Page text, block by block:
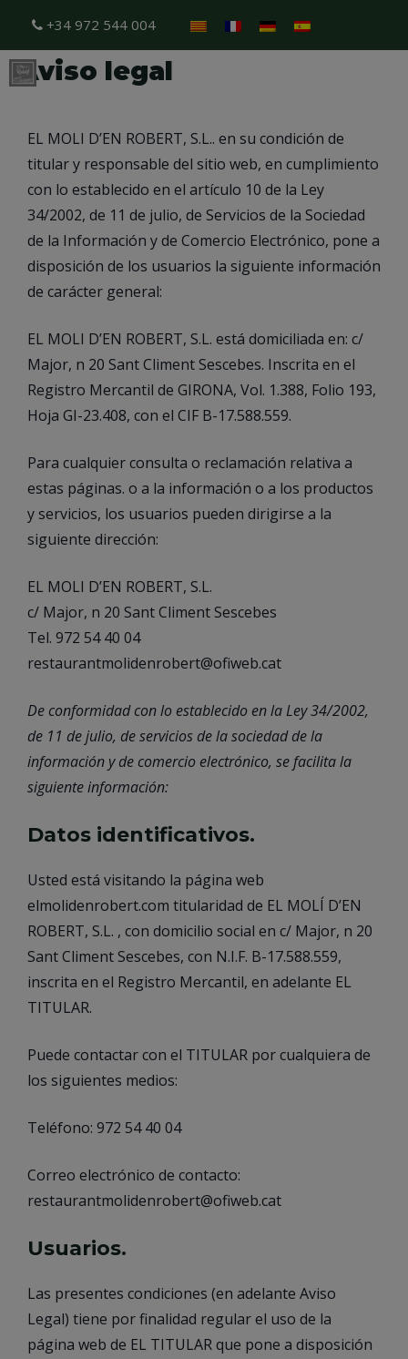
+34 972 544 004
Aviso legal
EL MOLI D’EN ROBERT, S.L.. en su condición de
titular y responsable del sitio web, en cumplimiento
con lo establecido en el artículo 10 de la Ley
34/2002, de 11 de julio, de Servicios de la Sociedad
de la Información y de Comercio Electrónico, pone a
disposición de los usuarios la siguiente información
de carácter general:
EL MOLI D’EN ROBERT, S.L. está domiciliada en: c/
Major, n 20 Sant Climent Sescebes. Inscrita en el
Registro Mercantil de GIRONA, Vol. 1.388, Folio 193,
Hoja GI-23.408, con el CIF B-17.588.559.
Para cualquier consulta o reclamación relativa a
estas páginas. o a la información o a los productos
y servicios, los usuarios pueden dirigirse a la
siguiente dirección:
EL MOLI D’EN ROBERT, S.L.
c/ Major, n 20 Sant Climent Sescebes
Tel. 972 54 40 04
restaurantmolidenrobert@ofiweb.cat
De conformidad con lo establecido en la Ley 34/2002,
de 11 de julio, de servicios de la sociedad de la
información y de comercio electrónico, se facilita la
siguiente información:
Datos identificativos.
Usted está visitando la página web
elmolidenrobert.com titularidad de EL MOLÍ D’EN
ROBERT, S.L. , con domicilio social en c/ Major, n 20
Sant Climent Sescebes​, con N.I.F. B-17.588.559,
inscrita en el Registro Mercantil, en adelante EL
TITULAR.
Puede contactar con el TITULAR por cualquiera de
los siguientes medios:
Teléfono: 972 54 40 04
Correo electrónico de contacto:
restaurantmolidenrobert@ofiweb.cat
Usuarios.
Las presentes condiciones (en adelante Aviso
Legal) tiene por finalidad regular el uso de la
página web de EL TITULAR que pone a disposición